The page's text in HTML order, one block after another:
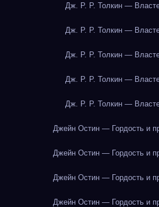
Дж. Р. Р. Толкин —
Дж. Р. Р. Толкин —
Дж. Р. Р. Толкин —
Дж. Р. Р. Толкин —
Дж. Р. Р. Толкин —
Джейн Остин — Гордость и
Джейн Остин — Гордость и
Джейн Остин — Гордость и
Джейн Остин — Гордость и